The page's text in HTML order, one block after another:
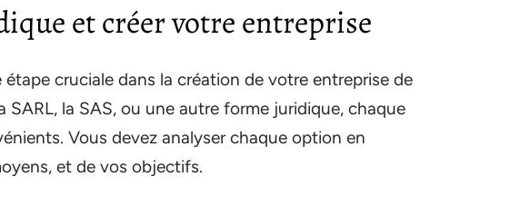
et créer votre entreprise
étape cruciale dans la création de votre entreprise de
SARL, la SAS, ou une autre forme juridique, chaque
Vous devez analyser chaque option en
et de vos objectifs.